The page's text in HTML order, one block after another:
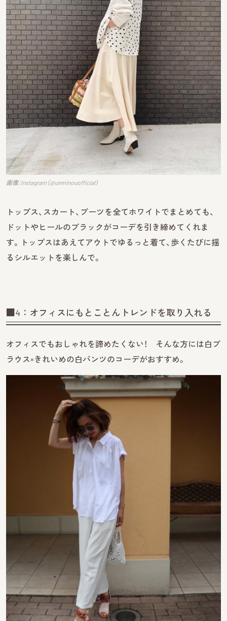
画像：Instagram（@unminouofficial）
トップス、スカート、ブーツを全てホワイトでまとめても、
ドットやヒールのブラックがコーデを引き締めてくれま
す。トップスはあえてアウトでゆるっと着て、歩くたびに揺
るシルエットを楽しんで。
■4：オフィスにもとことんトレンドを取り入れる
オフィスでもおしゃれを諦めたくない！ そんな方には白ブ
ラウス×きれいめの白パンツのコーデがおすすめ。